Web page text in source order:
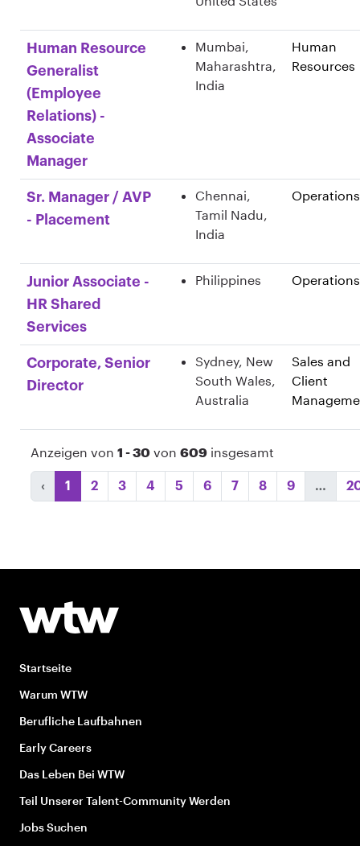
Human Resource
Generalist
(Employee
Relations) -
Associate
Manager
Mumbai,
Maharashtra,
India
Human
Resources
Sr. Manager / AVP
- Placement
Chennai,
Tamil Nadu,
India
Operations
Junior Associate -
HR Shared
Services
Philippines Operations
Corporate, Senior
Director
Sydney, New
South Wales,
Australia
Sales and
Client
Anzeigen von 1 - 30 von 609 insgesamt
‹ 1 2 3 4 5 6 7 8 9 …
Startseite
Warum WTW
Berufliche Laufbahnen
Early Careers
Das Leben Bei WTW
Teil Unserer Talent-Community Werden
Jobs Suchen